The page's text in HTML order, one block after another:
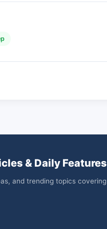
& Daily Features
and trending topics covering